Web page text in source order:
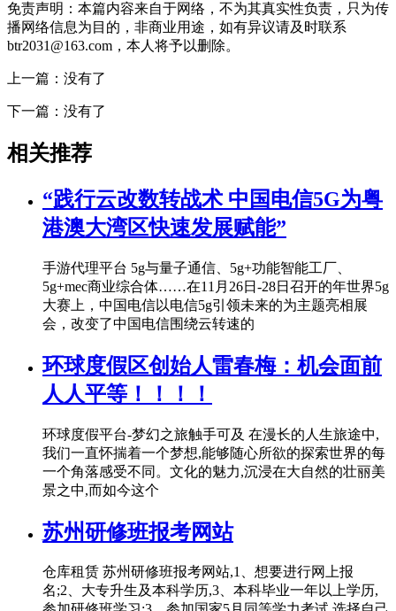
免责声明：本篇内容来自于网络，不为其真实性负责，只为传
播网络信息为目的，非商业用途，如有异议请及时联系
btr2031@163.com，本人将予以删除。
上一篇：没有了
下一篇：没有了
相关推荐
“践行云改数转战术 中国电信5G为粤
港澳大湾区快速发展赋能”
手游代理平台 5g与量子通信、5g+功能智能工厂、
5g+mec商业综合体……在11月26日-28日召开的年世界5g
大赛上，中国电信以电信5g引领未来的为主题亮相展
会，改变了中国电信围绕云转速的
环球度假区创始人雷春梅：机会面前
人人平等！！！！
环球度假平台-梦幻之旅触手可及 在漫长的人生旅途中,
我们一直怀揣着一个梦想,能够随心所欲的探索世界的每
一个角落感受不同。文化的魅力,沉浸在大自然的壮丽美
景之中,而如今这个
苏州研修班报考网站
仓库租赁 苏州研修班报考网站,1、想要进行网上报
名;2、大专升生及本科学历,3、本科毕业一年以上学历,